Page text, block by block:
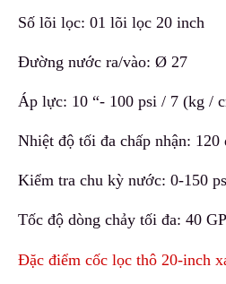
Số lõi lọc: 01 lõi lọc 20 inch
Đường nước ra/vào: Ø 27
Áp lực: 10 “- 100 psi / 7 (kg /
Nhiệt độ tối đa chấp nhận:
Kiểm tra chu kỳ nước: 0-150
Tốc độ dòng chảy tối đa: 40
Đặc điểm cốc lọc thô 20-inch